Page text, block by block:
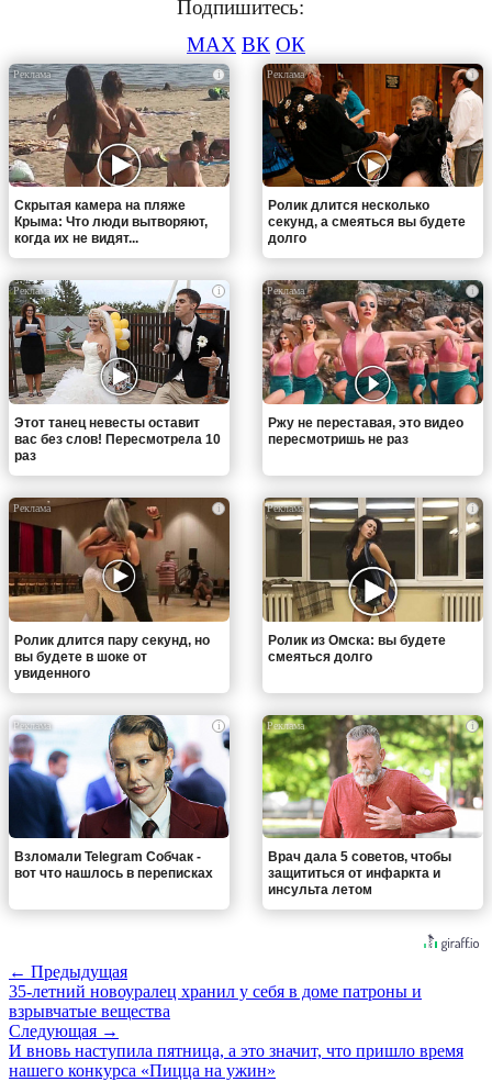
Подпишитесь:
MAX ВК ОК
i
Скрытая камера на пляже
Крыма: Что люди вытворяют,
когда их не видят...
i
Ролик длится несколько
секунд, а смеяться вы будете
долго
i
Этот танец невесты оставит
вас без слов! Пересмотрела 10
раз
i
Ржу не переставая, это видео
пересмотришь не раз
i
Ролик длится пару секунд, но
вы будете в шоке от
увиденного
i
Ролик из Омска: вы будете
смеяться долго
i
Взломали Telegram Собчак -
вот что нашлось в переписках
i
Врач дала 5 советов, чтобы
защититься от инфаркта и
инсульта летом
← Предыдущая
35-летний новоуралец хранил у себя в доме патроны и
взрывчатые вещества
Следующая →
И вновь наступила пятница, а это значит, что пришло время
нашего конкурса «Пицца на ужин»